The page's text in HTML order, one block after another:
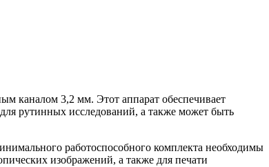
каналом 3,2 мм. Этот аппарат обеспечивает
рутинных исследований, а также может быть
работоспособного комплекта необходимы
изображений, а также для печати